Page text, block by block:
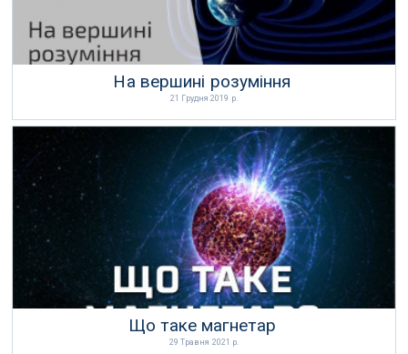
На вершині розуміння
21 Грудня 2019 р.
Що таке магнетар
29 Травня 2021 р.